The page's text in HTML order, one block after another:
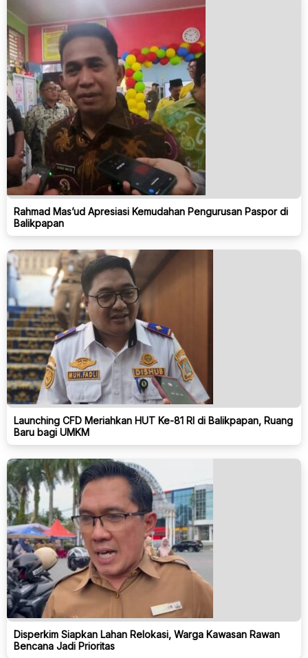
Rahmad Mas’ud Apresiasi Kemudahan Pengurusan Paspor di
Balikpapan
Launching CFD Meriahkan HUT Ke-81 RI di Balikpapan, Ruang
Baru bagi UMKM
Disperkim Siapkan Lahan Relokasi, Warga Kawasan Rawan
Bencana Jadi Prioritas